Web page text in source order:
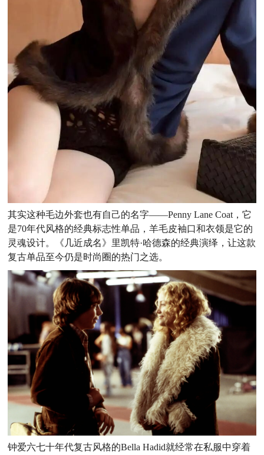
其实这种毛边外套也有自己的名字——Penny Lane Coat，它
是70年代风格的经典标志性单品，羊毛皮袖口和衣领是它的
灵魂设计。《几近成名》里凯特·哈德森的经典演绎，让这款
复古单品至今仍是时尚圈的热门之选。
钟爱六七十年代复古风格的Bella Hadid就经常在私服中穿着